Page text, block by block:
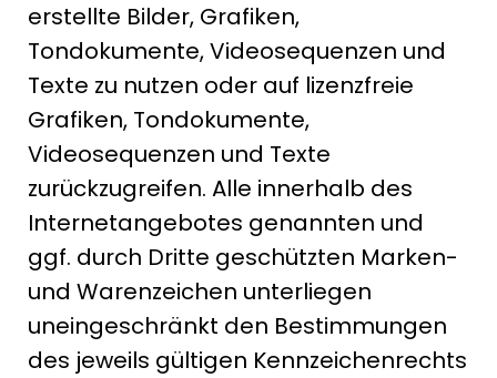
erstellte Bilder, Grafiken,
Tondokumente, Videosequenzen und
Texte zu nutzen oder auf lizenzfreie
Grafiken, Tondokumente,
Videosequenzen und Texte
zurückzugreifen. Alle innerhalb des
Internetangebotes genannten und
ggf. durch Dritte geschützten Marken-
und Warenzeichen unterliegen
uneingeschränkt den Bestimmungen
des jeweils gültigen Kennzeichenrechts